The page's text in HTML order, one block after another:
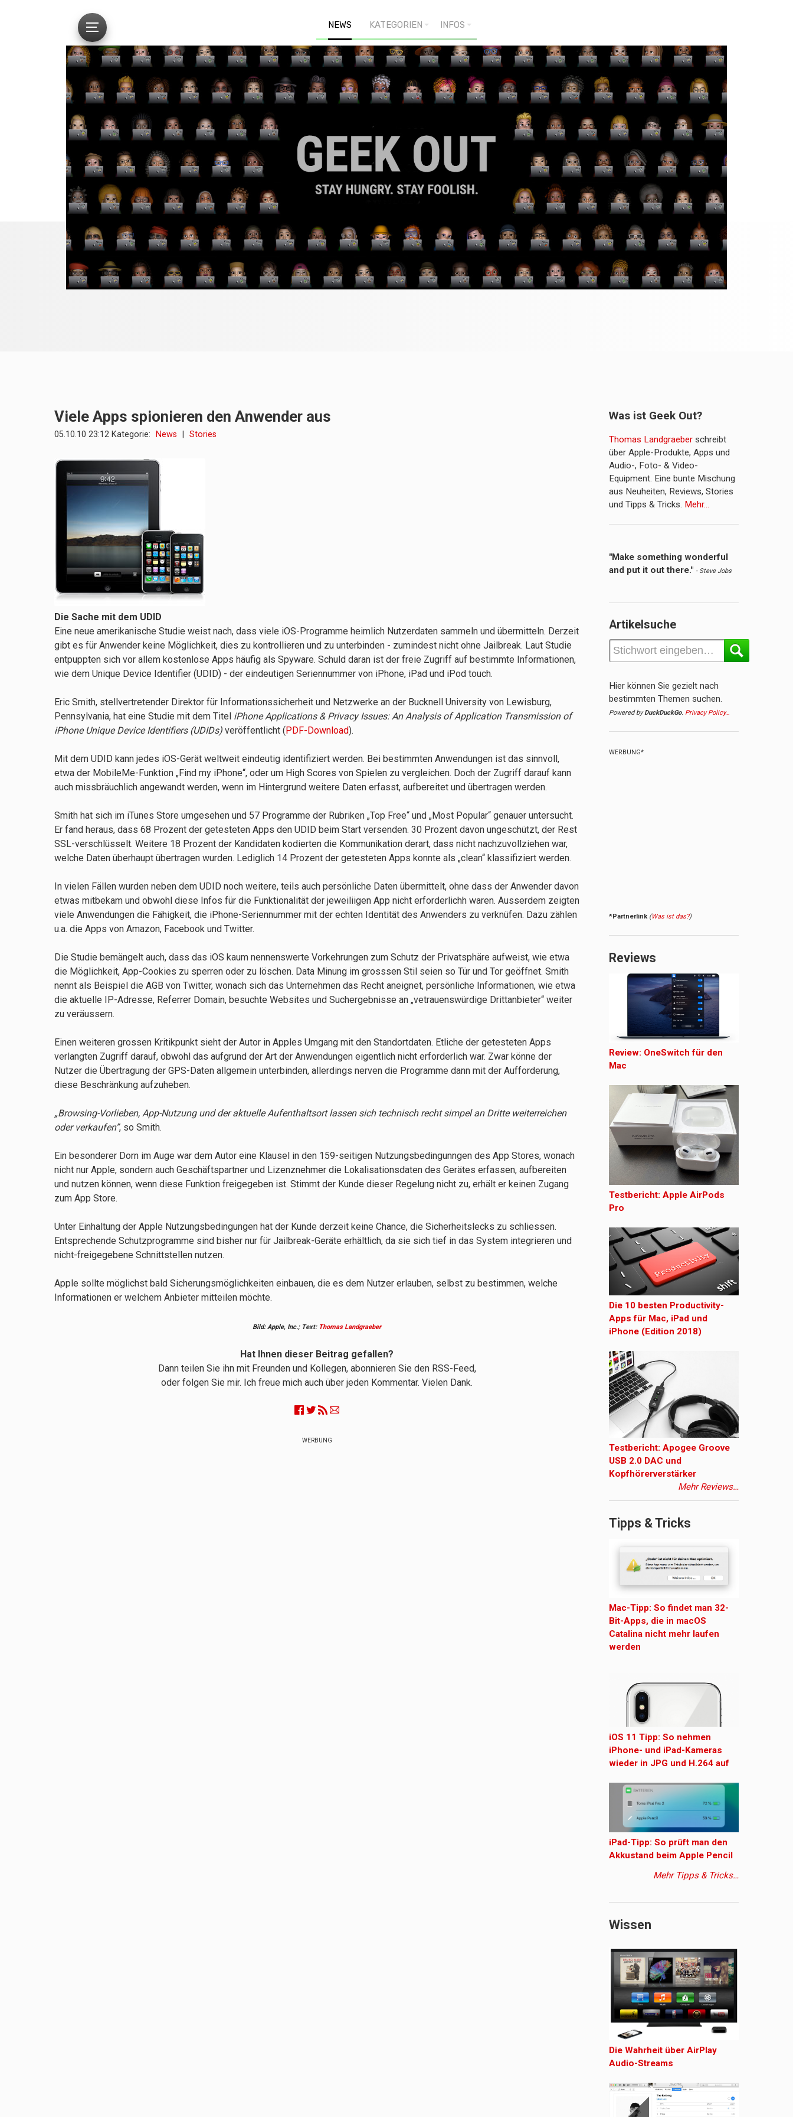
NEWS KATEGORIEN INFOS
Viele Apps spionieren den Anwender aus
05.10.10 23:12 Kategorie: News Stories
Die Sache mit dem UDID
Eine neue amerikanische Studie weist nach, dass viele iOS-Programme heimlich Nutzerdaten sammeln und übermitteln. Derzeit
gibt es für Anwender keine Möglichkeit, dies zu kontrollieren und zu unterbinden - zumindest nicht ohne Jailbreak. Laut Studie
entpuppten sich vor allem kostenlose Apps häufig als Spyware. Schuld daran ist der freie Zugriff auf bestimmte Informationen,
wie dem Unique Device Identifier (UDID) - der eindeutigen Seriennummer von iPhone, iPad und iPod touch.
Eric Smith, stellvertretender Direktor für Informationssicherheit und Netzwerke an der Bucknell University von Lewisburg,
Pennsylvania, hat eine Studie mit dem Titel iPhone Applications & Privacy Issues: An Analysis of Application Transmission of
iPhone Unique Device Identifiers (UDIDs) veröffentlicht ( PDF-Download).
Mit dem UDID kann jedes iOS-Gerät weltweit eindeutig identifiziert werden. Bei bestimmten Anwendungen ist das sinnvoll,
etwa der MobileMe-Funktion „Find my iPhone“, oder um High Scores von Spielen zu vergleichen. Doch der Zugriff darauf kann
auch missbräuchlich angewandt werden, wenn im Hintergrund weitere Daten erfasst, aufbereitet und übertragen werden.
Smith hat sich im iTunes Store umgesehen und 57 Programme der Rubriken „Top Free“ und „Most Popular“ genauer untersucht.
Er fand heraus, dass 68 Prozent der getesteten Apps den UDID beim Start versenden. 30 Prozent davon ungeschützt, der Rest
SSL-verschlüsselt. Weitere 18 Prozent der Kandidaten kodierten die Kommunikation derart, dass nicht nachzuvollziehen war,
welche Daten überhaupt übertragen wurden. Lediglich 14 Prozent der getesteten Apps konnte als „clean“ klassifiziert werden.
In vielen Fällen wurden neben dem UDID noch weitere, teils auch persönliche Daten übermittelt, ohne dass der Anwender davon
etwas mitbekam und obwohl diese Infos für die Funktionalität der jeweiliigen App nicht erforderlichh waren. Ausserdem zeigten
viele Anwendungen die Fähigkeit, die iPhone-Seriennummer mit der echten Identität des Anwenders zu verknüfen. Dazu zählen
u.a. die Apps von Amazon, Facebook und Twitter.
Die Studie bemängelt auch, dass das iOS kaum nennenswerte Vorkehrungen zum Schutz der Privatsphäre aufweist, wie etwa
die Möglichkeit, App-Cookies zu sperren oder zu löschen. Data Minung im grosssen Stil seien so Tür und Tor geöffnet. Smith
nennt als Beispiel die AGB von Twitter, wonach sich das Unternehmen das Recht aneignet, persönliche Informationen, wie etwa
die aktuelle IP-Adresse, Referrer Domain, besuchte Websites und Suchergebnisse an „vetrauenswürdige Drittanbieter“ weiter
zu veräussern.
Einen weiteren grossen Kritikpunkt sieht der Autor in Apples Umgang mit den Standortdaten. Etliche der getesteten Apps
verlangten Zugriff darauf, obwohl das aufgrund der Art der Anwendungen eigentlich nicht erforderlich war. Zwar könne der
Nutzer die Übertragung der GPS-Daten allgemein unterbinden, allerdings nerven die Programme dann mit der Aufforderung,
diese Beschränkung aufzuheben.
„Browsing-Vorlieben, App-Nutzung und der aktuelle Aufenthaltsort lassen sich technisch recht simpel an Dritte weiterreichen
oder verkaufen”, so Smith.
Ein besonderer Dorn im Auge war dem Autor eine Klausel in den 159-seitigen Nutzungsbedingunngen des App Stores, wonach
nicht nur Apple, sondern auch Geschäftspartner und Lizenznehmer die Lokalisationsdaten des Gerätes erfassen, aufbereiten
und nutzen können, wenn diese Funktion freigegeben ist. Stimmt der Kunde dieser Regelung nicht zu, erhält er keinen Zugang
zum App Store.
Unter Einhaltung der Apple Nutzungsbedingungen hat der Kunde derzeit keine Chance, die Sicherheitslecks zu schliessen.
Entsprechende Schutzprogramme sind bisher nur für Jailbreak-Geräte erhältlich, da sie sich tief in das System integrieren und
nicht-freigegebene Schnittstellen nutzen.
Apple sollte möglichst bald Sicherungsmöglichkeiten einbauen, die es dem Nutzer erlauben, selbst zu bestimmen, welche
Informationen er welchem Anbieter mitteilen möchte.
Bild: Apple, Inc.; Text: Thomas Landgraeber
Hat Ihnen dieser Beitrag gefallen?
Dann teilen Sie ihn mit Freunden und Kollegen, abonnieren Sie den RSS-Feed,
oder folgen Sie mir. Ich freue mich auch über jeden Kommentar. Vielen Dank.
WERBUNG
Was ist Geek Out?
Thomas Landgraeber schreibt
über Apple-Produkte, Apps und
Audio-, Foto- & Video-
Equipment. Eine bunte Mischung
aus Neuheiten, Reviews, Stories
und Tipps & Tricks. Mehr…
"Make something wonderful
and put it out there." - Steve Jobs
Artikelsuche
Hier können Sie gezielt nach
bestimmten Themen suchen.
Powered byDuckDuckGo. Privacy Policy…
WERBUNG*
*Partnerlink (Was ist das?)
Reviews
Review: OneSwitch für den
Mac
Testbericht: Apple AirPods
Pro
Die 10 besten Productivity-
Apps für Mac, iPad und
iPhone (Edition 2018)
Testbericht: Apogee Groove
USB 2.0 DAC und
Kopfhörerverstärker
Mehr Reviews…
Tipps & Tricks
Mac-Tipp: So findet man 32-
Bit-Apps, die in macOS
Catalina nicht mehr laufen
werden
iOS 11 Tipp: So nehmen
iPhone- und iPad-Kameras
wieder in JPG und H.264 auf
iPad-Tipp: So prüft man den
Akkustand beim Apple Pencil
Mehr Tipps & Tricks…
Wissen
Die Wahrheit über AirPlay
Audio-Streams